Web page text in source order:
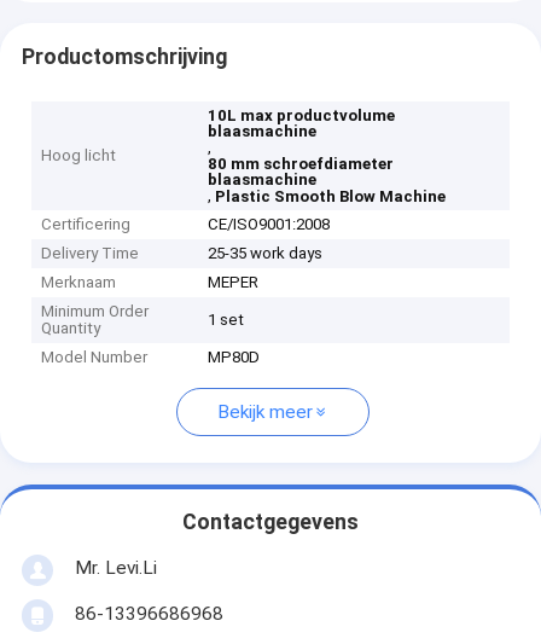
Productomschrijving
Hoog licht
10L max productvolume
blaasmachine
,
80 mm schroefdiameter
blaasmachine
, Plastic Smooth Blow Machine
Certificering
CE/ISO9001:2008
Delivery Time
25-35 work days
Merknaam
MEPER
Minimum Order
Quantity
1 set
Model Number MP80D
Bekijk meer
Contactgegevens
Mr. Levi.Li
86-13396686968